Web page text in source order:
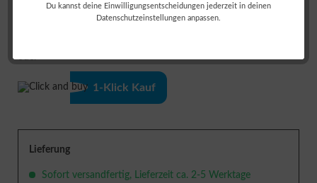
Du kannst deine Einwilligungsentscheidungen jederzeit in deinen
Datenschutzeinstellungen anpassen.
WARENKORB
oder
1-Klick Kauf
Lieferung
Sofort versandfertig, Lieferzeit ca. 2-5 Werktage